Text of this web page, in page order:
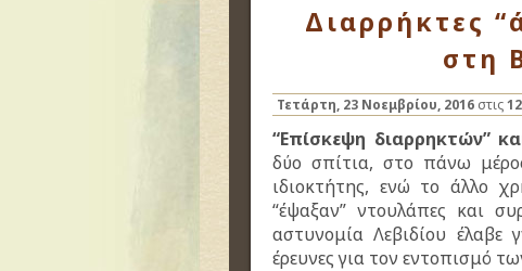
Διαρρήκτες
στη
Τετάρτη, 23 Νοεμβρίου, 2016 στις
“Επίσκεψη διαρρηκτών”
δύο σπίτια, στο πάνω
ιδιοκτήτης, ενώ το άλλο
“έψαξαν” ντουλάπες και
αστυνομία Λεβιδίου έλαβε
έρευνες για τον εντοπισμό